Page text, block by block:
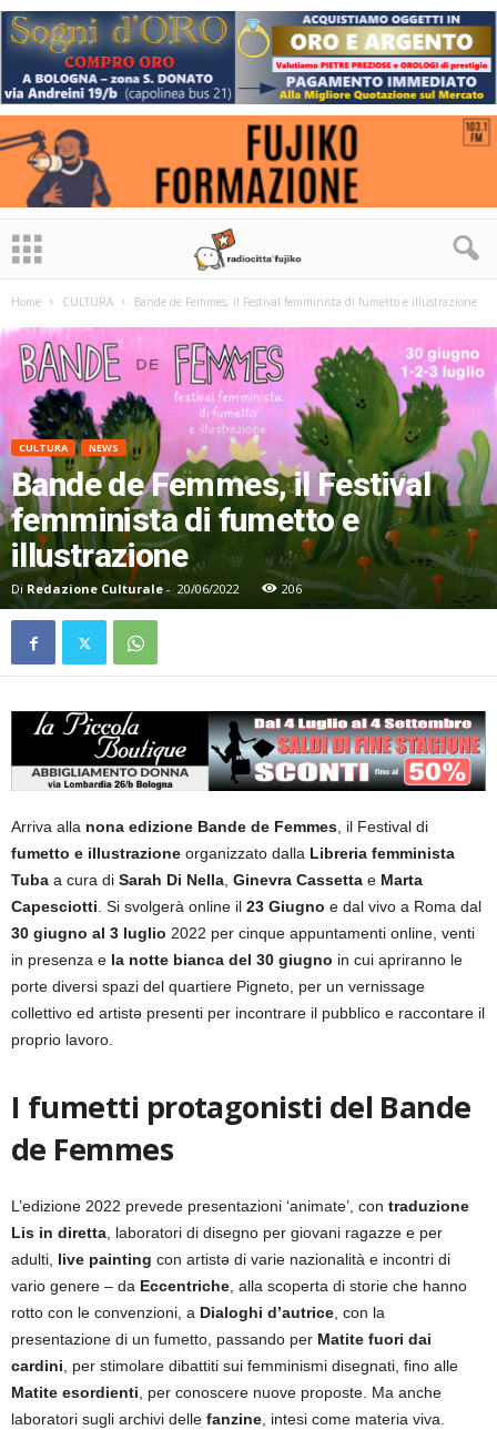
Home CULTURA Bande de Femmes, il Festival femminista di fumetto e illustrazione
CULTURA NEWS
Bande de Femmes, il Festival
femminista di fumetto e
illustrazione
Di Redazione Culturale- 20/06/2022 206
Arriva alla nona edizione Bande de Femmes, il Festival di
fumetto e illustrazione organizzato dalla Libreria femminista
Tuba a cura di Sarah Di Nella, Ginevra Cassetta e Marta
Capesciotti. Si svolgerà online il 23 Giugno e dal vivo a Roma dal
30 giugno al 3 luglio 2022 per cinque appuntamenti online, venti
in presenza e la notte bianca del 30 giugno in cui apriranno le
porte diversi spazi del quartiere Pigneto, per un vernissage
collettivo ed artistə presenti per incontrare il pubblico e raccontare il
proprio lavoro.
I fumetti protagonisti del Bande
de Femmes
L’edizione 2022 prevede presentazioni ‘animate’, con traduzione
Lis in diretta, laboratori di disegno per giovani ragazze e per
adulti, live painting con artistə di varie nazionalità e incontri di
vario genere – da Eccentriche, alla scoperta di storie che hanno
rotto con le convenzioni, a Dialoghi d’autrice, con la
presentazione di un fumetto, passando per Matite fuori dai
cardini, per stimolare dibattiti sui femminismi disegnati, fino alle
Matite esordienti, per conoscere nuove proposte. Ma anche
laboratori sugli archivi delle fanzine, intesi come materia viva.